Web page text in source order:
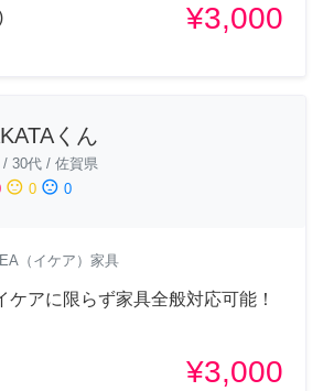
¥3,000
くん
/ 30代 / 佐賀県
sentiment_neutral 0 sentiment_dissatisfied 0
（イケア）家具
ケアに限らず家具全般対応可能！
¥3,000